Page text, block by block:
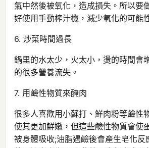
氣中然後被氧化，造成損失。所以要
好使用手動榨汁機，減少氧化的可能
6. 炒菜時間過長
鍋里的水太少，火太小，燙的時間會
的很多營養流失。
7. 用鹼性物質來醃肉
很多人喜歡用小蘇打、鮮肉粉等鹼性
使其更加鮮嫩，但這些鹼性物質會使
被身體吸收;油脂遇鹼後會產生皂化反